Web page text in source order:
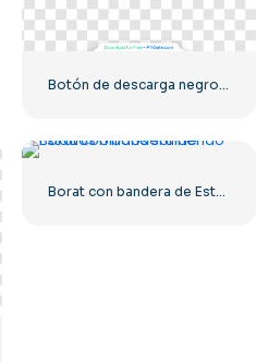
Borat con bandera de Estados Unidos sonriendo